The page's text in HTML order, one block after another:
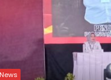
News